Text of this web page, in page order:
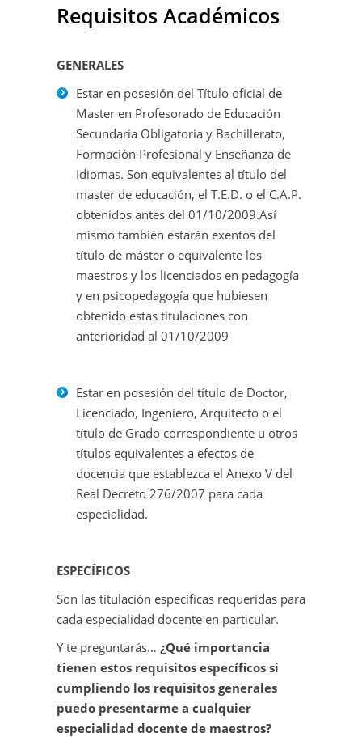
Requisitos Académicos
GENERALES
Estar en posesión del Título oficial de
Master en Profesorado de Educación
Secundaria Obligatoria y Bachillerato,
Formación Profesional y Enseñanza de
Idiomas. Son equivalentes al título del
master de educación, el T.E.D. o el C.A.P.
obtenidos antes del 01/10/2009.Así
mismo también estarán exentos del
título de máster o equivalente los
maestros y los licenciados en pedagogía
y en psicopedagogía que hubiesen
obtenido estas titulaciones con
anterioridad al 01/10/2009
Estar en posesión del título de Doctor,
Licenciado, Ingeniero, Arquitecto o el
título de Grado correspondiente u otros
títulos equivalentes a efectos de
docencia que establezca el Anexo V del
Real Decreto 276/2007 para cada
especialidad.
ESPECÍFICOS
Son las titulación específicas requeridas para
cada especialidad docente en particular.
Y te preguntarás… ¿Qué importancia
tienen estos requisitos específicos si
cumpliendo los requisitos generales
puedo presentarme a cualquier
especialidad docente de maestros?